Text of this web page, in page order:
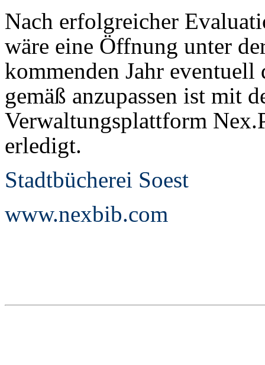
Nach erfolgreicher
wäre eine Öffnung unter
kommenden Jahr
gemäß anzupassen ist mit
Verwaltungsplattform
erledigt.
Stadtbücherei Soest
www.nexbib.com